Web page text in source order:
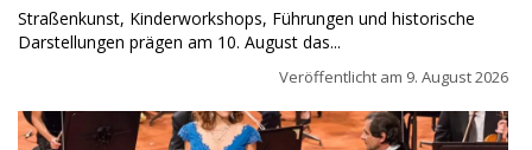
Straßenkunst, Kinderworkshops, Führungen und historische
Darstellungen prägen am 10. August das...
Veröffentlicht am 9. August 2026